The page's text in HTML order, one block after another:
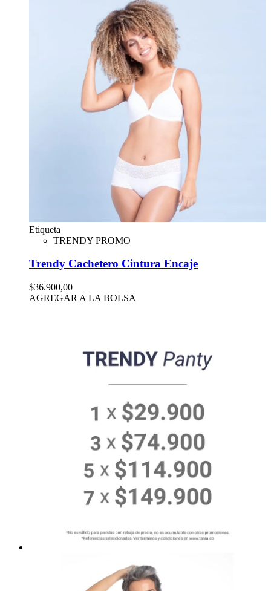
Etiqueta
TRENDY PROMO
Trendy Cachetero Cintura Encaje
$36.900,00
AGREGAR A LA BOLSA